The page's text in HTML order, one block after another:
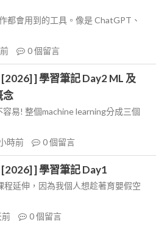
都會用到的工具。像是 ChatGPT、
0個留言
] 學習筆記 Day2 ML 及
念
易! 整個machine learning分成三個
時前 0個留言
] 學習筆記 Day1
延伸，因為我個人想趁著育嬰假空
前 0個留言